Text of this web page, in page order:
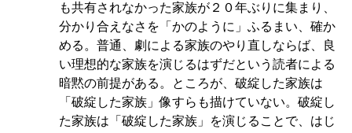
も共有されなかった家族が２０年ぶりに集まり、
分かり合えなさを「かのように」ふるまい、確か
める。普通、劇による家族のやり直しならば、良
い理想的な家族を演じるはずだという読者による
暗黙の前提がある。ところが、破綻した家族は
「破綻した家族」像すらも描けていない。破綻し
た家族は「破綻した家族」を演じることで、はじ